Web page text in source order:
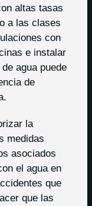
altas tasas
a las clases
con
e instalar
agua puede
de
la
medidas
asociados
el agua en
que
que las